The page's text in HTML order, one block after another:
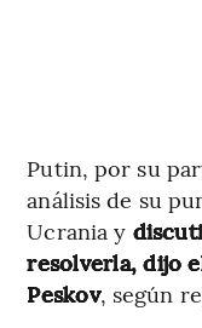
Putin, por su
análisis de su
Ucrania y
resolverla, dijo
Peskov, según